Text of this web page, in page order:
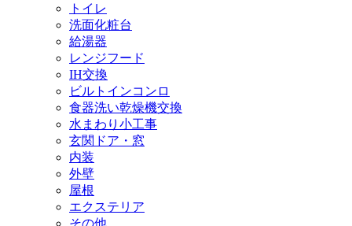
トイレ
洗面化粧台
給湯器
レンジフード
IH交換
ビルトインコンロ
食器洗い乾燥機交換
水まわり小工事
玄関ドア・窓
内装
外壁
屋根
エクステリア
その他